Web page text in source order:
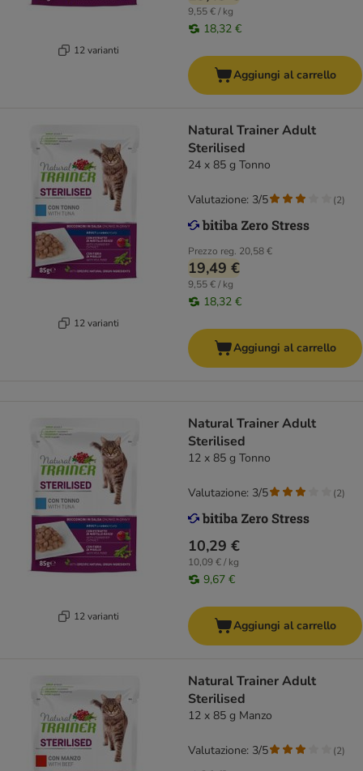
12 varianti
9,55 € / kg
18,32 €
Aggiungi al carrello
12 varianti
Natural Trainer Adult
Sterilised
24 x 85 g Tonno
Prezzo reg. 20,58 €
19,49 €
9,55 € / kg
18,32 €
Valutazione: 3/5 (2)
Aggiungi al carrello
12 varianti
Natural Trainer Adult
Sterilised
12 x 85 g Tonno
10,29 €
10,09 € / kg
9,67 €
Valutazione: 3/5 (2)
Aggiungi al carrello
Natural Trainer Adult
Sterilised
12 x 85 g Manzo
Valutazione: 3/5 (2)